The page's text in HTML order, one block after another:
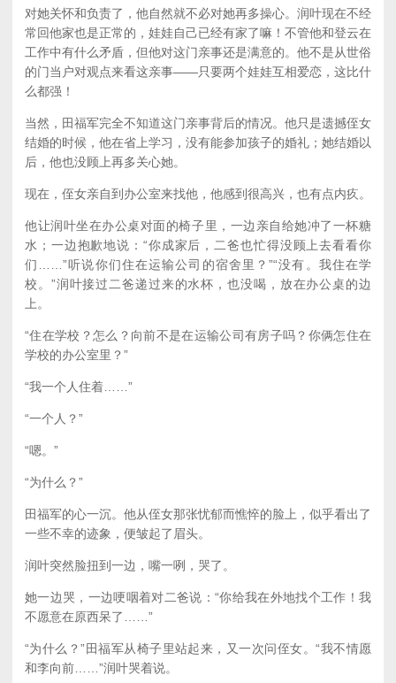
对她关怀和负责了，他自然就不必对她再多操心。润叶现在不经
常回他家也是正常的，娃娃自己已经有家了嘛！不管他和登云在
工作中有什么矛盾，但他对这门亲事还是满意的。他不是从世俗
的门当户对观点来看这亲事——只要两个娃娃互相爱恋，这比什
么都强！
当然，田福军完全不知道这门亲事背后的情况。他只是遗撼侄女
结婚的时候，他在省上学习，没有能参加孩子的婚礼；她结婚以
后，他也没顾上再多关心她。
现在，侄女亲自到办公室来找他，他感到很高兴，也有点内疚。
他让润叶坐在办公桌对面的椅子里，一边亲自给她冲了一杯糖
水；一边抱歉地说：“你成家后，二爸也忙得没顾上去看看你
们……”听说你们住在运输公司的宿舍里？”“没有。我住在学
校。”润叶接过二爸递过来的水杯，也没喝，放在办公桌的边
上。
“住在学校？怎么？向前不是在运输公司有房子吗？你俩怎住在
学校的办公室里？”
“我一个人住着……”
“一个人？”
“嗯。”
“为什么？”
田福军的心一沉。他从侄女那张忧郁而憔悴的脸上，似乎看出了
一些不幸的迹象，便皱起了眉头。
润叶突然脸扭到一边，嘴一咧，哭了。
她一边哭，一边哽咽着对二爸说：“你给我在外地找个工作！我
不愿意在原西呆了……”
“为什么？”田福军从椅子里站起来，又一次问侄女。“我不情愿
和李向前……”润叶哭着说。